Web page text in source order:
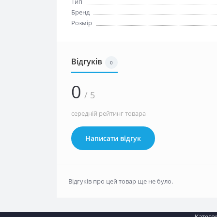
Бренд
Розмір
Відгуків 0
0 / 5
середній рейтинг товара
Написати відгук
Відгуків про цей товар ще не було.